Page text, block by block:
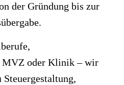
der Gründung bis zur
MVZ oder Klinik – wir